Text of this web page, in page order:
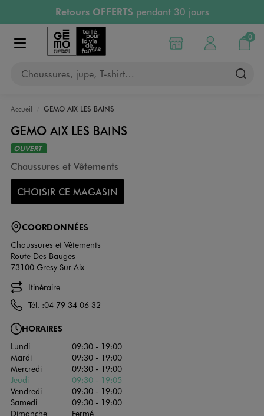
Aller au contenu principal
Aller à la navigationRetours OFFERTS pendant 30 jours
PAYEZ EN 3x SANS FRAISdès 50€
RÉSERVATION GRATUITE
4h en magasin
RETRAIT ET LIVRAISON OFFERTEen magasin
Afficher le menu
Chaussures, jupe, T-shirt…
Choisir mon magasin
Mon compte
0
Mon
Accueil GEMO AIX LES BAINS
GEMO AIX LES BAINS
OUVERT
Chaussures et Vêtements
CHOISIR CE MAGASIN
COORDONNÉES
Chaussures et Vêtements
Route Des Bauges
73100 Gresy Sur Aix
Itinéraire
Tél. :04 79 34 06 32
HORAIRES
Lundi
09:30 - 19:00
Mardi
09:30 - 19:00
Mercredi
09:30 - 19:00
Jeudi
09:30 - 19:05
Vendredi
09:30 - 19:00
Samedi
09:30 - 19:00
Dimanche
Fermé